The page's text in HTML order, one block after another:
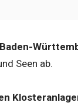
Baden-
Seen ab.